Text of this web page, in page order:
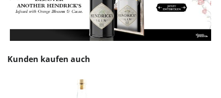
Produktgalerie überspringen
Kunden kaufen auch